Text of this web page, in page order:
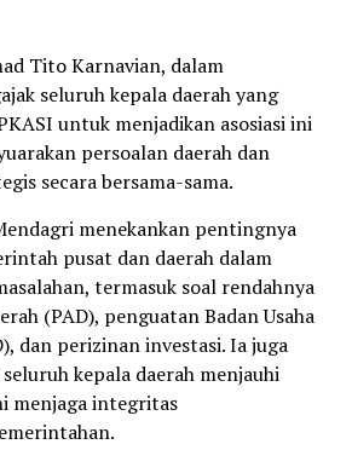
Tito Karnavian, dalam
seluruh kepala daerah yang
untuk menjadikan asosiasi ini
persoalan daerah dan
secara bersama-sama.
menekankan pentingnya
pusat dan daerah dalam
termasuk soal rendahnya
(PAD), penguatan Badan Usaha
dan perizinan investasi. Ia juga
kepala daerah menjauhi
menjaga integritas